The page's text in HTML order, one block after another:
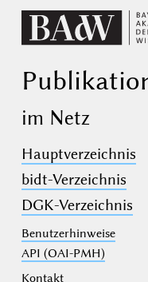
im Netz
Hauptverzeichnis
bidt-Verzeichnis
DGK-Verzeichnis
Benutzerhinweise
API (OAI-PMH)
Kontakt